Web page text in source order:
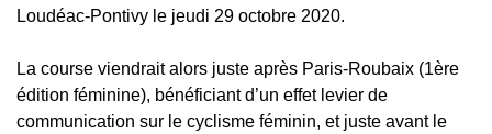
Loudéac-Pontivy le jeudi 29 octobre 2020.
La course viendrait alors juste après Paris-Roubaix (1ère
édition féminine), bénéficiant d’un effet levier de
communication sur le cyclisme féminin, et juste avant le